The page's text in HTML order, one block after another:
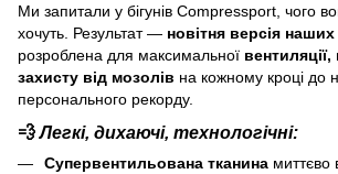
Ми запитали у бігунів Compressport, чого
хочуть. Результат — новітня версія
розроблена для максимальної
захисту від мозолів на кожному кроці до
персонального рекорду.
💨Легкі, дихаючі, технологічні:
Супервентильована тканина миттєво